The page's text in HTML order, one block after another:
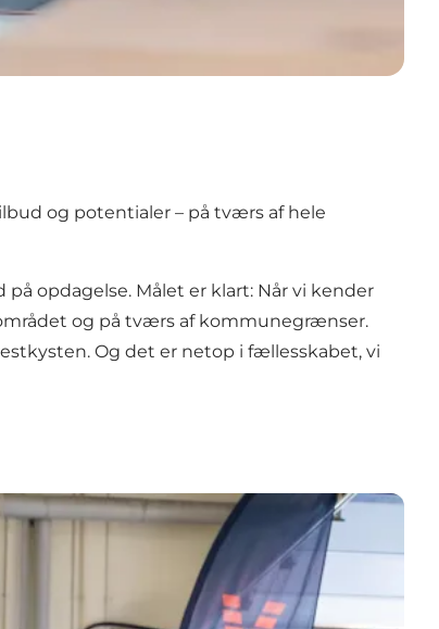
og potentialer – på tværs af hele
opdagelse. Målet er klart: Når vi kender
og på tværs af kommunegrænser.
Og det er netop i fællesskabet, vi